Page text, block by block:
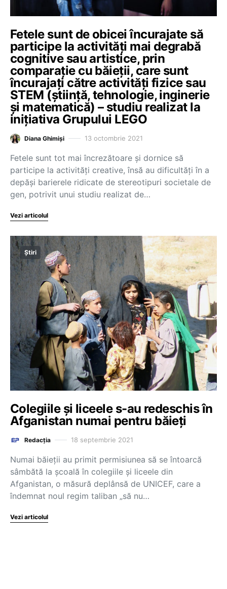
Fetele sunt de obicei încurajate să
participe la activități mai degrabă
cognitive sau artistice, prin
comparație cu băieții, care sunt
încurajați către activități fizice sau
STEM (știință, tehnologie, inginerie
și matematică) – studiu realizat la
inițiativa Grupului LEGO
Diana Ghimiși 13 octombrie 2021
Fetele sunt tot mai încrezătoare și dornice să
participe la activități creative, însă au dificultăți în a
depăși barierele ridicate de stereotipuri societale de
gen, potrivit unui studiu realizat de…
Vezi articolul
Știri
Colegiile şi liceele s-au redeschis în
Afganistan numai pentru băieţi
Redacția 18 septembrie 2021
Numai băieţii au primit permisiunea să se întoarcă
sâmbătă la şcoală în colegiile şi liceele din
Afganistan, o măsură deplânsă de UNICEF, care a
îndemnat noul regim taliban „să nu…
Vezi articolul